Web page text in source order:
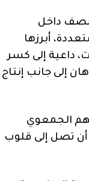
داخل
أبرزها
داعية إلى كسر
إلى جانب إنتاج
الجمعوي
أن تصل إلى قلوب